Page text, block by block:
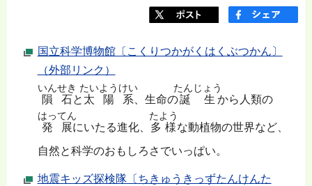
国立科学博物館〔こくりつかがくはくぶつかん〕
（外部リンク）
隕石
いんせき
と 太陽系
たいようけい
、生命の誕生
たんじょう
から人類の
発展
はってん
にいたる進化、 多様
たよう
な動植物の世界など、
自然と科学のおもしろさでいっぱい。
地震キッズ探検隊〔ちきゅうきっずたんけんた